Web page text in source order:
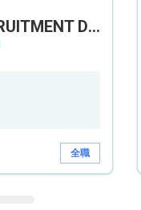
THE REPULSE BAY RECRUITMENT DAY 淺水灣影灣園人才招聘會
全職